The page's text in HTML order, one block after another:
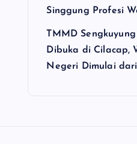
Singgung Profesi
TMMD
Dibuka di Cilacap,
Negeri Dimulai